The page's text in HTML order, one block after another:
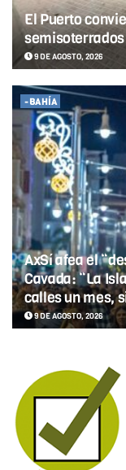
El Puerto
semisoterrados
9 DE AGOSTO, 2026
-BAHÍA
AxSí afea el
Cavada: “La
calles un mes,
9 DE AGOSTO, 2026